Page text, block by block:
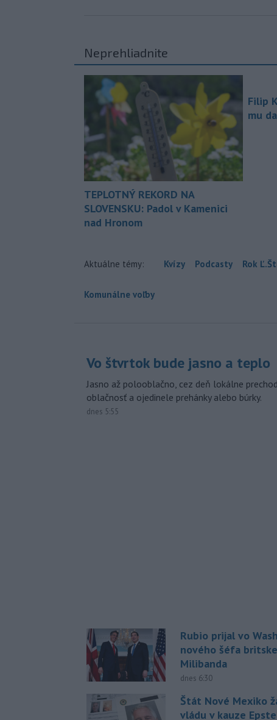
Neprehliadnite
TEPLOTNÝ REKORD NA
SLOVENSKU: Padol v Kamenici
nad Hronom
Filip
mu
Aktuálne témy: Kvízy Podcasty Rok
Komunálne voľby
Vo štvrtok bude jasno a teplo
Jasno až polooblačno, cez deň lokálne
oblačnosť a ojedinele prehánky alebo búrky.
dnes 5:55
Rubio prijal vo
nového šéfa
Milibanda
dnes 6:30
Štát Nové Mexiko
vládu v kauze